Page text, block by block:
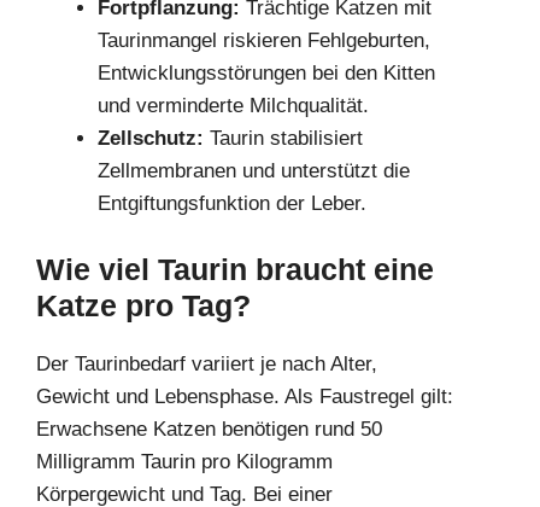
Fortpflanzung: Trächtige Katzen mit
Taurinmangel riskieren Fehlgeburten,
Entwicklungsstörungen bei den Kitten
und verminderte Milchqualität.
Zellschutz: Taurin stabilisiert
Zellmembranen und unterstützt die
Entgiftungsfunktion der Leber.
Wie viel Taurin braucht eine
Katze pro Tag?
Der Taurinbedarf variiert je nach Alter,
Gewicht und Lebensphase. Als Faustregel gilt:
Erwachsene Katzen benötigen rund 50
Milligramm Taurin pro Kilogramm
Körpergewicht und Tag. Bei einer